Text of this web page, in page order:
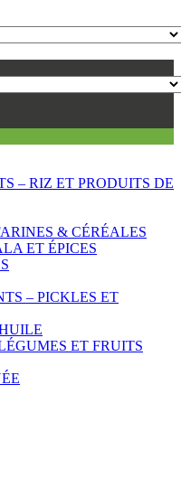
– RIZ ET PRODUITS DE
& CÉRÉALES
ET ÉPICES
– PICKLES ET
ET FRUITS